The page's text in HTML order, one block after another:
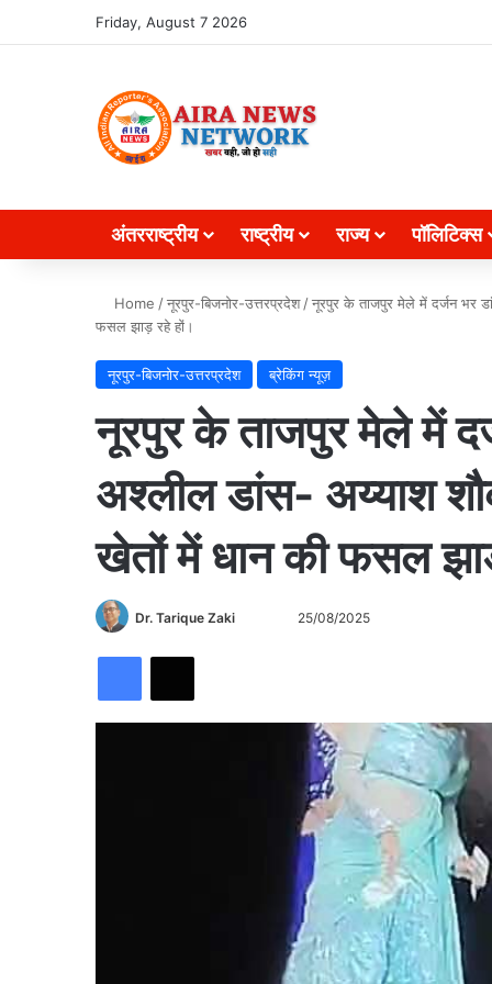
Friday, August 7 2026
अंतरराष्ट्रीय राष्ट्रीय राज्य पॉलिटिक्स
Home /नूरपुर-बिजनोर-उत्तरप्रदेश /नूरपुर के ताजपुर मेले में दर्जन भर
फसल झाड़ रहे हों।
नूरपुर-बिजनोर-उत्तरप्रदेश ब्रेकिंग न्यूज़
नूरपुर के ताजपुर मेले में
अश्लील डांस- अय्याश
खेतों में धान की फसल
Dr. Tarique Zaki 25/08/2025
Facebook
X